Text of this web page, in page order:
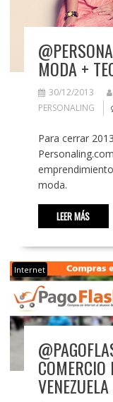
MODA +
30/12/2013
PERSONALING
Para cerrar
moda.
LEER MÁS
Internet
COMERCIO
VENEZUELA